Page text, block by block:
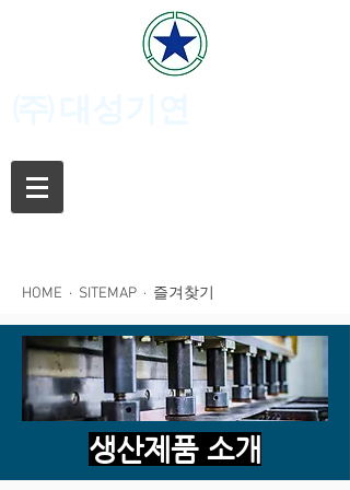
HOME · SITEMAP · 즐겨찾기
생산제품 소개